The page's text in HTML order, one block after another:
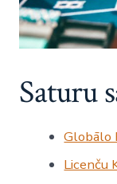
Saturu
Globālo
Licenču